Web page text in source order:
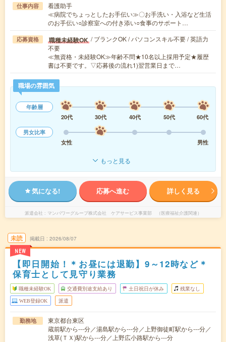
仕事内容
看護助手
≪病院でちょっとしたお手伝い≫〇お手洗い・入浴など生活
のお手伝い○診察室への付き添い○食事のサポート…
応募資格 職種未経験OK / ブランクOK / パソコンスキル不要 / 英語力
不要
≪無資格・未経験OK≫年齢不問★10名以上採用予定★履歴
書は不要です。▽応募後の流れ1)翌営業日まで…
職場の雰囲気
年齢層
20代
30代 40代 50代
60代
男女比率
女性
男性
もっと見る
気になる! 応募へ進む 詳しく見る
派遣会社 マンパワーグループ株式会社 ケアサービス事業部 （医療福祉介護関連）
未読
NEW
掲載日 2026/08/07
【即日開始！＊お昼には退勤】9～12時など＊
保育士として見守り業務
職種未経験OK 交通費別途支給あり 土日祝日が休み 残業なし
WEB登録OK 派遣
勤務地
東京都台東区
蔵前駅から---分／湯島駅から---分／上野御徒町駅から---分／
浅草(ＴＸ)駅から---分／上野広小路駅から---分